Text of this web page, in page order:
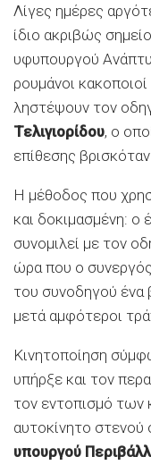
Λίγες ημέρες
ίδιο ακριβώς
υφυπουργού
ρουμάνοι
ληστέψουν τον
Τελιγιορίδου, ο
επίθεσης
Η μέθοδος που
και δοκιμασμένη:
συνομιλεί με τον
ώρα που ο
του συνοδηγού ένα
μετά αμφότεροι
Κινητοποίηση
υπήρξε και τον
τον εντοπισμό
αυτοκίνητο
υπουργού